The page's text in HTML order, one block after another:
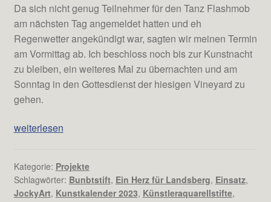
Da sich nicht genug Teilnehmer für den Tanz Flashmob
am nächsten Tag angemeldet hatten und eh
Regenwetter angekündigt war, sagten wir meinen Termin
am Vormittag ab. Ich beschloss noch bis zur Kunstnacht
zu bleiben, ein weiteres Mal zu übernachten und am
Sonntag in den Gottesdienst der hiesigen Vineyard zu
gehen.
Toller
Rahmen
des
weiterlesen
Kategorie: Projekte
Schlagwörter: Bunbtstift, Ein Herz für Landsberg, Einsatz,
JockyArt, Kunstkalender 2023, Künstleraquarellstifte,